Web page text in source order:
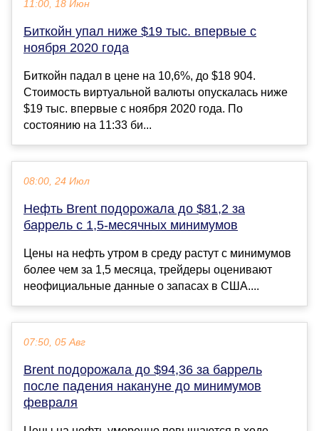
11:00, 18 Июн
Биткойн упал ниже $19 тыс. впервые с
ноября 2020 года
Биткойн падал в цене на 10,6%, до $18 904.
Стоимость виртуальной валюты опускалась ниже
$19 тыс. впервые с ноября 2020 года. По
состоянию на 11:33 би...
08:00, 24 Июл
Нефть Brent подорожала до $81,2 за
баррель с 1,5-месячных минимумов
Цены на нефть утром в среду растут с минимумов
более чем за 1,5 месяца, трейдеры оценивают
неофициальные данные о запасах в США....
07:50, 05 Авг
Brent подорожала до $94,36 за баррель
после падения накануне до минимумов
февраля